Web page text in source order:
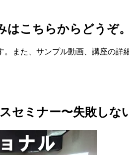
はこちらからどうぞ。
また、サンプル動画、講座の詳
セミナー〜失敗しな